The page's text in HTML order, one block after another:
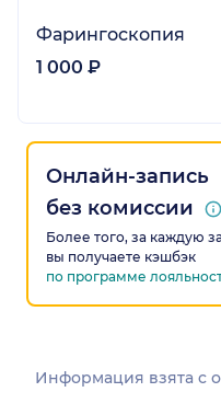
Фарингоскопия
1 000 ₽
Онлайн-запись
без комиссии
Более того, за каждую
вы получаете кэшбэк
по программе
Информация взята c